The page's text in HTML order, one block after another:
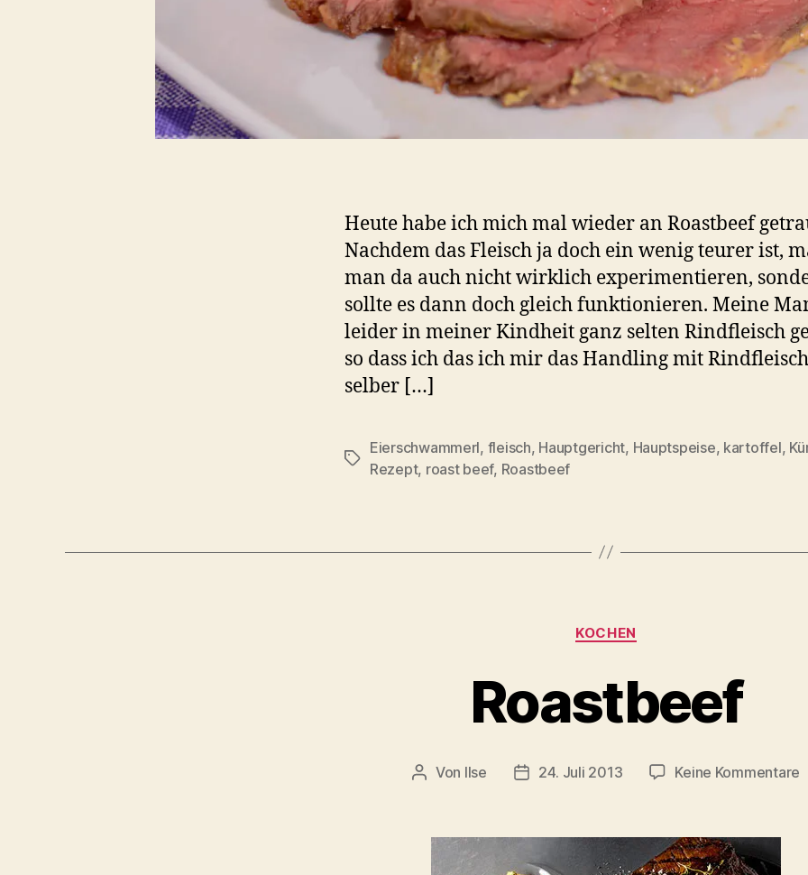
Heute habe ich mich mal wieder an Roastbeef
Nachdem das Fleisch ja doch ein wenig teurer ist,
man da auch nicht wirklich experimentieren,
sollte es dann doch gleich funktionieren. Meine
leider in meiner Kindheit ganz selten Rindfleisch
so dass ich das ich mir das Handling mit
selber […]
Schlagwörter
Eierschwammerl, fleisch, Hauptgericht, Hauptspeise, kartoffel,
Rezept, roast beef, Roastbeef
Kategorien
KOCHEN
Roastbeef
Beitragsautor
Von Ilse Beitragsdatum
24. Juli 2013 Keine Kommentare